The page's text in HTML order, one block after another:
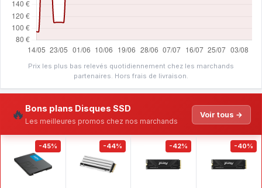
Prix les plus bas relevés quotidiennement chez les marchands
partenaires. Hors frais de livraison.
🔥 Bons plans Disques SSD
Les meilleures promos chez nos marchands
Voir tous →
-45% -44% -42% -40%